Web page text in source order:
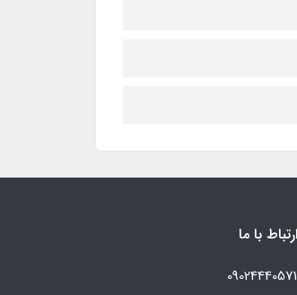
ارتباط با ما
09024440571